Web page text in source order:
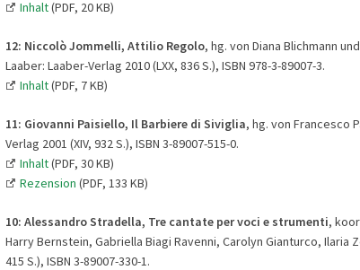
Inhalt(PDF, 20 KB)
12: Niccolò Jommelli, Attilio Regolo, hg. von Diana Blichmann
Laaber: Laaber-Verlag 2010 (LXX, 836 S.), ISBN 978-3-89007-3.
Inhalt(PDF, 7 KB)
11: Giovanni Paisiello, Il Barbiere di Siviglia, hg. von Francesco
Verlag 2001 (XIV, 932 S.), ISBN 3-89007-515-0.
Inhalt(PDF, 30 KB)
Rezension (PDF, 133 KB)
10: Alessandro Stradella, Tre cantate per voci e strumenti,
Harry Bernstein, Gabriella Biagi Ravenni, Carolyn Gianturco, Ilaria
415 S.), ISBN 3-89007-330-1.